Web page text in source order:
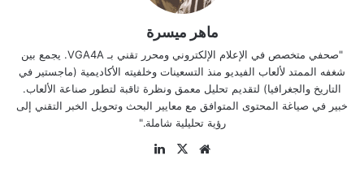
ماهر ميسرة
"صحفي متخصص في الإعلام الإلكتروني ومحرر تقني بـ VGA4A. يجمع بين
شغفه الممتد لألعاب الفيديو منذ التسعينات وخلفيته الأكاديمية (ماجستير في
التاريخ والجغرافيا) لتقديم تحليل معمق ونظرة ثاقبة لتطور صناعة الألعاب.
خبير في صياغة المحتوى المتوافق مع معايير البحث وتحويل الخبر التقني إلى
رؤية تحليلية شاملة."
موقع
‫X